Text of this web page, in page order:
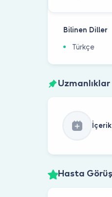
Bilinen Diller
Türkçe
Uzmanlıklar
Hasta